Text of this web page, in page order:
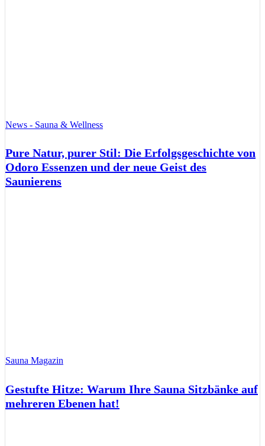
News - Sauna & Wellness
Pure Natur, purer Stil: Die Erfolgsgeschichte von
Odoro Essenzen und der neue Geist des
Saunierens
Sauna Magazin
Gestufte Hitze: Warum Ihre Sauna Sitzbänke auf
mehreren Ebenen hat!